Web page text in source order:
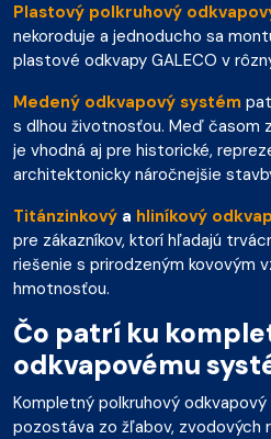
Plastový polkruhový
nekoroduje a jednoducho sa
plastové odkvapy GALECO v
Medený odkvapový systém
s dlhou životnosťou. Meď časom
je vhodná aj pre historické,
architektonicky náročnejšie
Titánzinkový a hliníkový
pre zákazníkov, ktorí hľadajú
riešenie s prirodzeným kovovým
hmotnosťou.
Čo patrí ku
odkvapovému
Kompletný polkruhový
pozostáva zo žľabov, zvodových